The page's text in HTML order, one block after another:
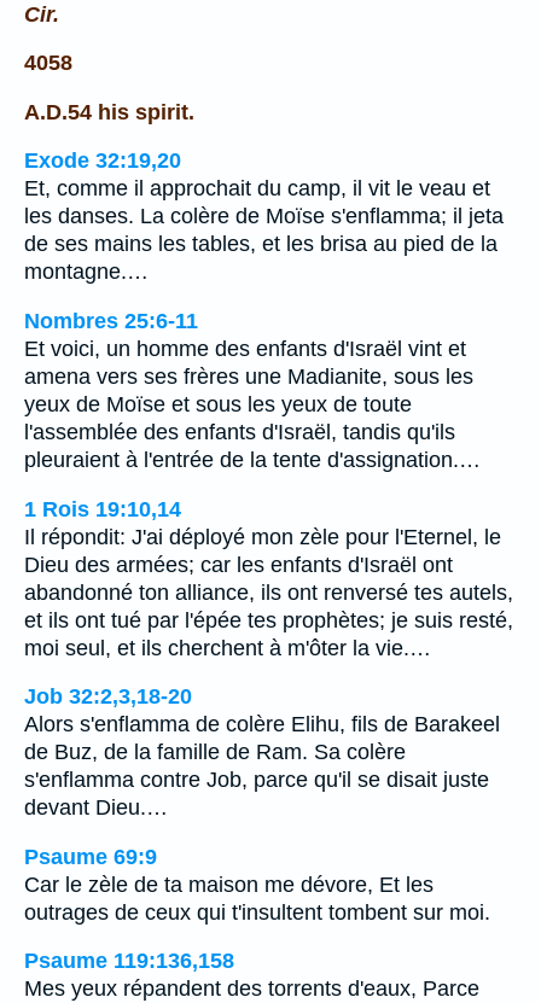
Cir.
4058
A.D.54 his spirit.
Exode 32:19,20
Et, comme il approchait du camp, il vit le veau et
les danses. La colère de Moïse s'enflamma; il jeta
de ses mains les tables, et les brisa au pied de la
montagne.…
Nombres 25:6-11
Et voici, un homme des enfants d'Israël vint et
amena vers ses frères une Madianite, sous les
yeux de Moïse et sous les yeux de toute
l'assemblée des enfants d'Israël, tandis qu'ils
pleuraient à l'entrée de la tente d'assignation.…
1 Rois 19:10,14
Il répondit: J'ai déployé mon zèle pour l'Eternel, le
Dieu des armées; car les enfants d'Israël ont
abandonné ton alliance, ils ont renversé tes autels,
et ils ont tué par l'épée tes prophètes; je suis resté,
moi seul, et ils cherchent à m'ôter la vie.…
Job 32:2,3,18-20
Alors s'enflamma de colère Elihu, fils de Barakeel
de Buz, de la famille de Ram. Sa colère
s'enflamma contre Job, parce qu'il se disait juste
devant Dieu.…
Psaume 69:9
Car le zèle de ta maison me dévore, Et les
outrages de ceux qui t'insultent tombent sur moi.
Psaume 119:136,158
Mes yeux répandent des torrents d'eaux, Parce